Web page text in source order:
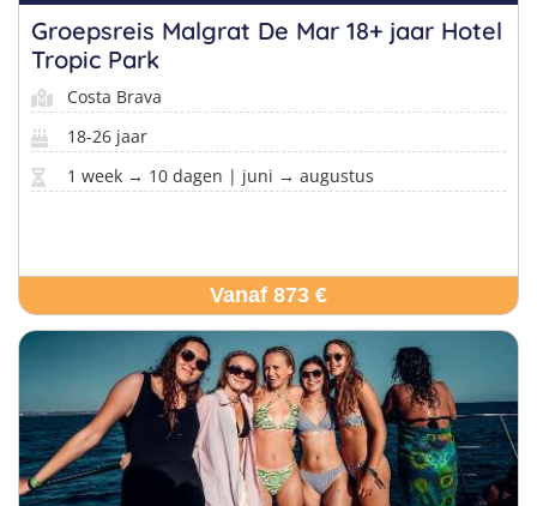
Groepsreis Malgrat De Mar 18+ jaar Hotel
Tropic Park
Costa Brava
18-26 jaar
1 week → 10 dagen | juni → augustus
Vanaf 873 €